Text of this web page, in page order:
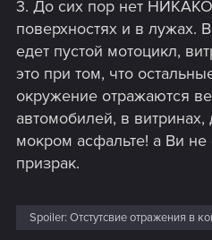
3. До сих пор нет
поверхностях и в лужах.
едет пустой мотоцикл,
это при том, что
окружение отражаются
автомобилей, в
мокром асфальте! а Ви не
призрак.
Spoiler: Отстутсвие отражения в